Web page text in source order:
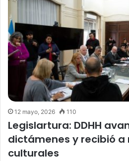
12 mayo, 2026 110
Legislartura: DDHH
dictámenes y recibió a
culturales